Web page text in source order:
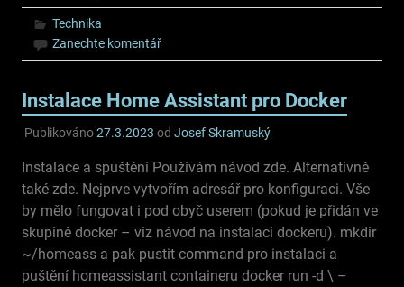
Technika
Zanechte komentář
Instalace Home Assistant pro Docker
Publikováno27.3.2023 od Josef Skramuský
Instalace a spuštění Používám návod zde. Alternativně
také zde. Nejprve vytvořím adresář pro konfiguraci. Vše
by mělo fungovat i pod obyč userem (pokud je přidán ve
skupině docker – viz návod na instalaci dockeru). mkdir
~/homeass a pak pustit command pro instalaci a
puštění homeassistant containeru docker run -d \ –